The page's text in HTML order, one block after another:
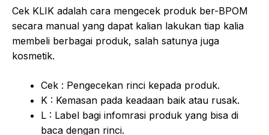
Cek KLIK adalah cara mengecek produk ber-BPOM
secara manual yang dapat kalian lakukan tiap kalia
membeli berbagai produk, salah satunya juga
kosmetik.
Cek : Pengecekan rinci kepada produk.
K : Kemasan pada keadaan baik atau rusak.
L : Label bagi infomrasi produk yang bisa di
baca dengan rinci.